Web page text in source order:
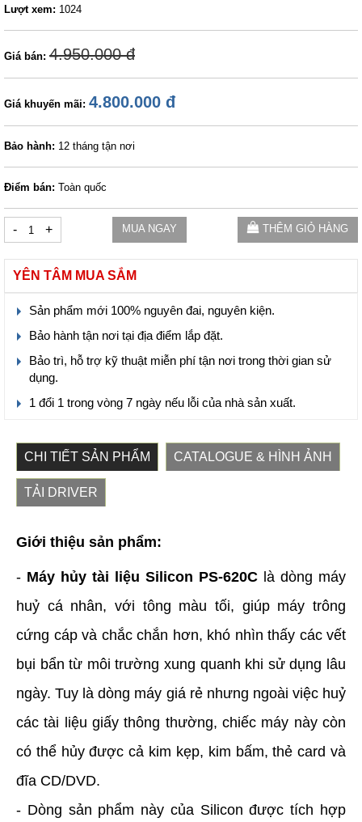
Lượt xem: 1024
Giá bán: 4.950.000 đ
Giá khuyến mãi: 4.800.000 đ
Bảo hành: 12 tháng tận nơi
Điểm bán: Toàn quốc
- + MUA NGAY THÊM GIỎ HÀNG
YÊN TÂM MUA SẮM
Sản phẩm mới 100% nguyên đai, nguyên kiện.
Bảo hành tận nơi tại địa điểm lắp đặt.
Bảo trì, hỗ trợ kỹ thuật miễn phí tận nơi trong thời gian sử
dụng.
1 đổi 1 trong vòng 7 ngày nếu lỗi của nhà sản xuất.
CHI TIẾT SẢN PHẨM CATALOGUE & HÌNH ẢNH
TẢI DRIVER
Giới thiệu sản phẩm:
- Máy hủy tài liệu Silicon PS-620C là dòng máy
huỷ cá nhân, với tông màu tối, giúp máy trông
cứng cáp và chắc chắn hơn, khó nhìn thấy các vết
bụi bẩn từ môi trường xung quanh khi sử dụng lâu
ngày. Tuy là dòng máy giá rẻ nhưng ngoài việc huỷ
các tài liệu giấy thông thường, chiếc máy này còn
có thể hủy được cả kim kẹp, kim bấm, thẻ card và
đĩa CD/DVD.
- Dòng sản phẩm này của Silicon được tích hợp